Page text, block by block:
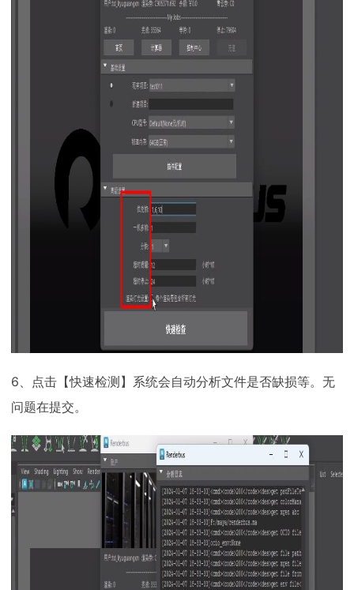
6、点击【快速检测】系统会自动分析文件是否缺损等。无
问题在提交。